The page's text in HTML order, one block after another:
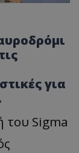
για
του Sigma